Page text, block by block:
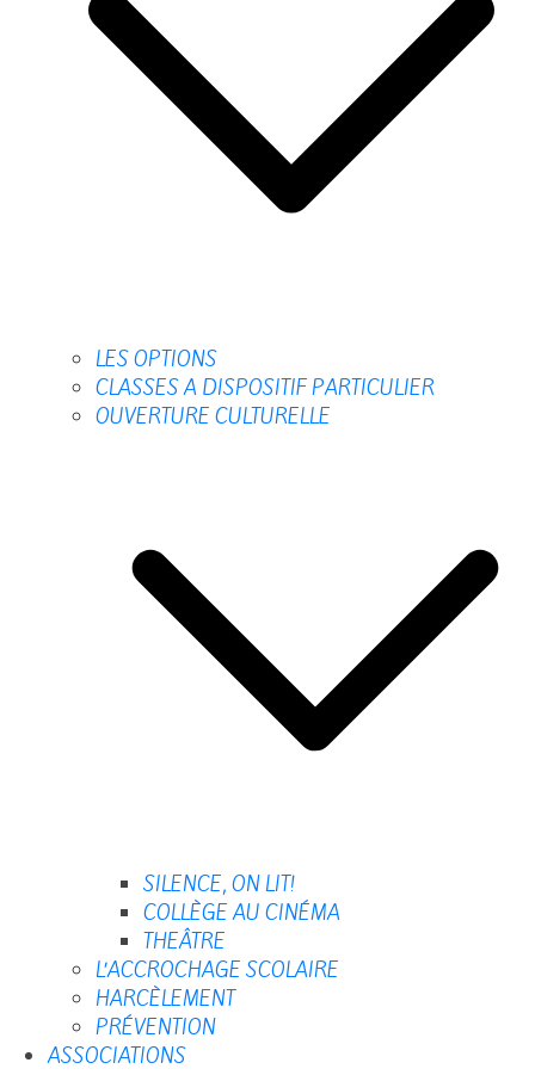
LES OPTIONS
CLASSES A DISPOSITIF PARTICULIER
OUVERTURE CULTURELLE
SILENCE, ON LIT!
COLLÈGE AU CINÉMA
THEÂTRE
L’ACCROCHAGE SCOLAIRE
HARCÈLEMENT
PRÉVENTION
ASSOCIATIONS